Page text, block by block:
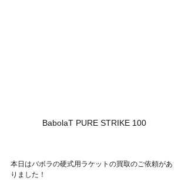
BabolaT PURE STRIKE 100
本日はバボラの硬式用ラケットの買取のご依頼があ
りました！